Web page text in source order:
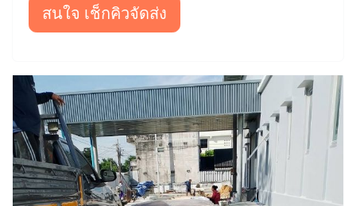
สนใจ เช็กคิวจัดส่ง